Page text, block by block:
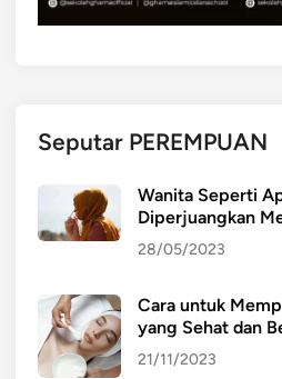
J
L
S
t
g
k
a
Seputar PEREMPUAN
Wanita Seperti
Diperjuangkan
28/05/2023
Cara untuk
yang Sehat dan
21/11/2023